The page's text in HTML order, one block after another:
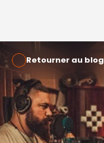
Retourner au blog